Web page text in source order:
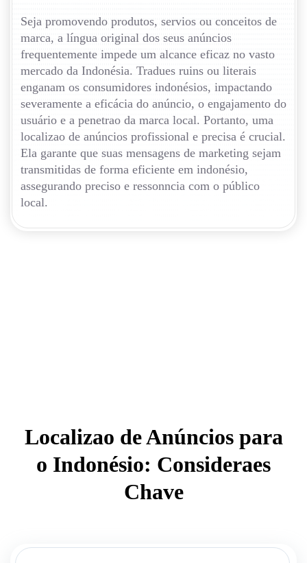
Seja promovendo produtos, servios ou conceitos de
marca, a língua original dos seus anúncios
frequentemente impede um alcance eficaz no vasto
mercado da Indonésia. Tradues ruins ou literais
enganam os consumidores indonésios, impactando
severamente a eficácia do anúncio, o engajamento do
usuário e a penetrao da marca local. Portanto, uma
localizao de anúncios profissional e precisa é crucial.
Ela garante que suas mensagens de marketing sejam
transmitidas de forma eficiente em indonésio,
assegurando preciso e ressonncia com o público
local.
Localizao de Anúncios para
o Indonésio: Consideraes
Chave